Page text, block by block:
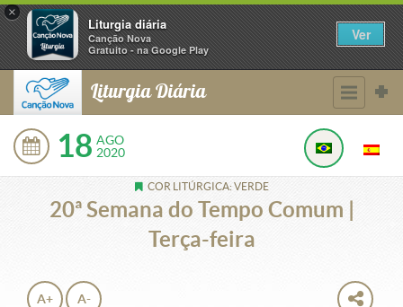
×
Liturgia diária
Canção Nova
Gratuito - na Google Play
Ver
Liturgia Diária
18 AGO
2020
COR LITÚRGICA: VERDE
20ª Semana do Tempo Comum |
Terça-feira
A+ A-